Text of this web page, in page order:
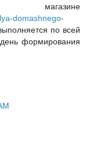
магазине
domashnego-
по всей
формирования